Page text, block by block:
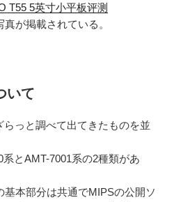
T55 5英寸小平板评测
が掲載されている。
いて
らっと調べて出てきたものを並
とAMT-7001系の2種類があ
基本部分は共通でMIPSの公開ソ